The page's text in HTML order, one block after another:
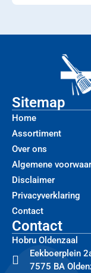
Sitemap
Home
Assortiment
Over ons
Algemene
Disclaimer
Privacyverklaring
Contact
Contact
Hobru Oldenzaal
Eekboerplein
7575 BA